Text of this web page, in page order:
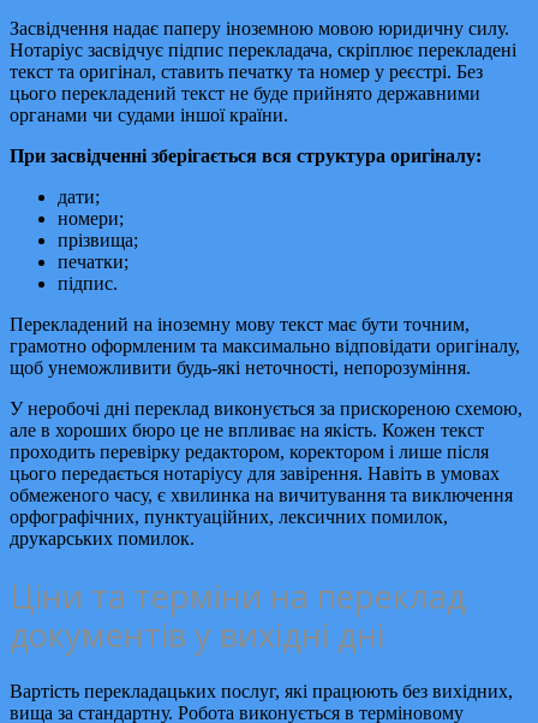
Засвідчення надає паперу іноземною мовою юридичну силу.
Нотаріус засвідчує підпис перекладача, скріплює перекладені
текст та оригінал, ставить печатку та номер у реєстрі. Без
цього перекладений текст не буде прийнято державними
органами чи судами іншої країни.
При засвідченні зберігається вся структура оригіналу:
дати;
номери;
прізвища;
печатки;
підпис.
Перекладений на іноземну мову текст має бути точним,
грамотно оформленим та максимально відповідати оригіналу,
щоб унеможливити будь-які неточності, непорозуміння.
У неробочі дні переклад виконується за прискореною схемою,
але в хороших бюро це не впливає на якість. Кожен текст
проходить перевірку редактором, коректором і лише після
цього передається нотаріусу для завірення. Навіть в умовах
обмеженого часу, є хвилинка на вичитування та виключення
орфографічних, пунктуаційних, лексичних помилок,
друкарських помилок.
Ціни та терміни на переклад
документів у вихідні дні
Вартість перекладацьких послуг, які працюють без вихідних,
вища за стандартну. Робота виконується в терміновому